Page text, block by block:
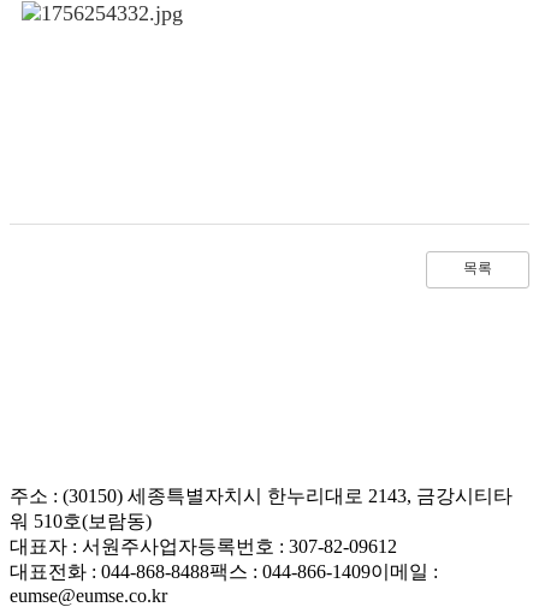
목록
주소 : (30150) 세종특별자치시 한누리대로 2143, 금강시티타
워 510호(보람동)
대표자 : 서원주사업자등록번호 : 307-82-09612
대표전화 : 044-868-8488팩스 : 044-866-1409이메일 :
eumse@eumse.co.kr